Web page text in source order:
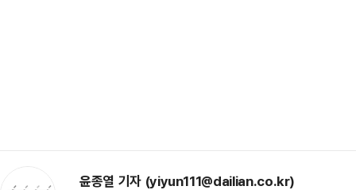
윤종열 기자 (yiyun111@dailian.co.kr)